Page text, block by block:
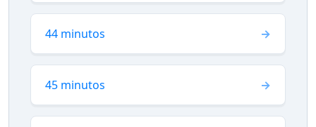
44 minutos
45 minutos